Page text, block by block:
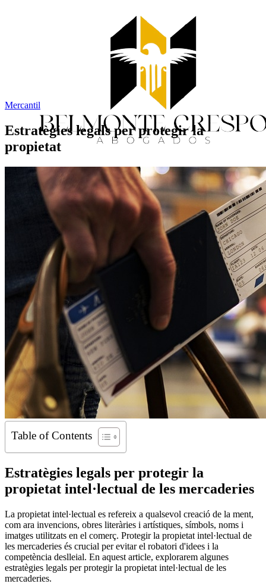
Serveis
Mercantil
Estratègies legals per protegir la
propietat
Table of Contents
Estratègies legals per protegir la
propietat intel·lectual de les mercaderies
La propietat intel·lectual es refereix a qualsevol creació de la ment,
com ara invencions, obres literàries i artístiques, símbols, noms i
imatges utilitzats en el comerç. Protegir la propietat intel·lectual de
les mercaderies és crucial per evitar el robatori d'idees i la
competència deslleial. En aquest article, explorarem algunes
estratègies legals per protegir la propietat intel·lectual de les
mercaderies.